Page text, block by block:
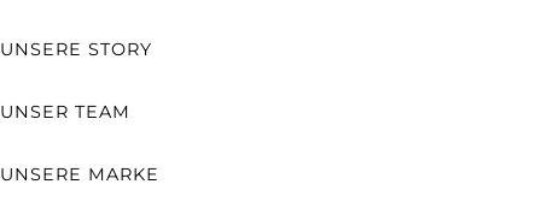
UNSERE STORY
UNSER TEAM
UNSERE MARKE